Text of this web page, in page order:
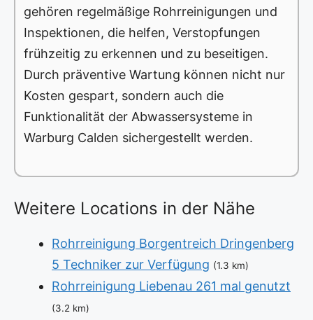
gehören regelmäßige Rohrreinigungen und
Inspektionen, die helfen, Verstopfungen
frühzeitig zu erkennen und zu beseitigen.
Durch präventive Wartung können nicht nur
Kosten gespart, sondern auch die
Funktionalität der Abwassersysteme in
Warburg Calden sichergestellt werden.
Weitere Locations in der Nähe
Rohrreinigung Borgentreich Dringenberg
5 Techniker zur Verfügung (1.3 km)
Rohrreinigung Liebenau 261 mal genutzt
(3.2 km)